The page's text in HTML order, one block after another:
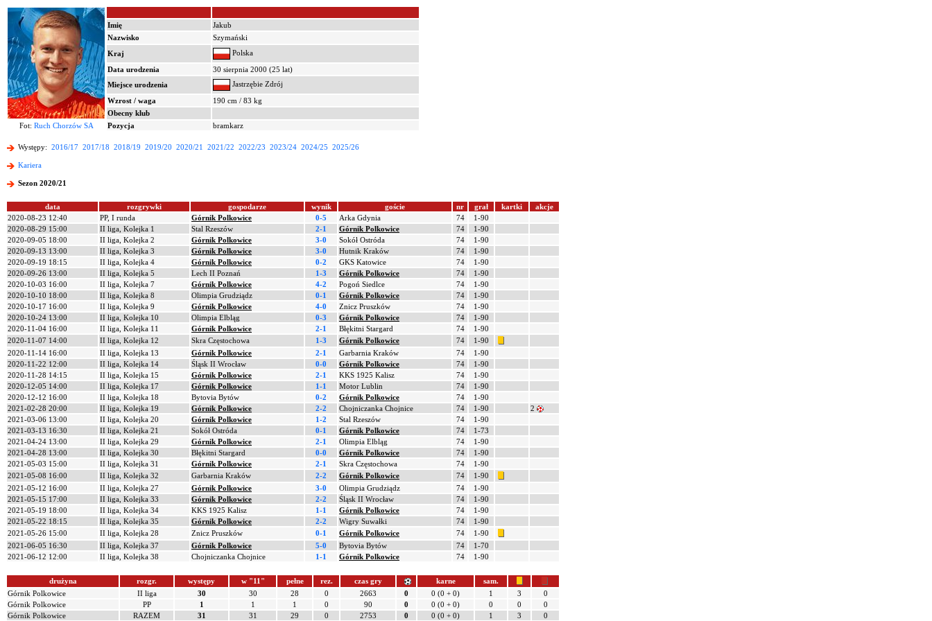
Imię
Jakub
Nazwisko
Szymański
Kraj
Polska
Data urodzenia
30 sierpnia 2000 (25 lat)
Miejsce urodzenia
Jastrzębie Zdrój
Wzrost / waga
190 cm / 83 kg
Obecny klub
Fot: Ruch Chorzów SA Pozycja bramkarz
Występy: 2016/17 2017/18 2018/19 2019/20 2020/21 2021/22 2022/23 2023/24 2024/25 2025/26
Kariera
Sezon 2020/21
data rozgrywki gospodarze wynik goście nr grał kartki
akcje
2020-08-23 12:40
PP, I runda Górnik Polkowice 0-5 Arka Gdynia 74
1-90
2020-08-29 15:00
II liga, Kolejka 1 Stal Rzeszów 2-1 Górnik Polkowice 74
1-90
2020-09-05 18:00
II liga, Kolejka 2 Górnik Polkowice 3-0 Sokół Ostróda 74
1-90
2020-09-13 13:00
II liga, Kolejka 3 Górnik Polkowice 3-0 Hutnik Kraków 74
1-90
2020-09-19 18:15
II liga, Kolejka 4 Górnik Polkowice 0-2 GKS Katowice 74
1-90
2020-09-26 13:00
II liga, Kolejka 5 Lech II Poznań 1-3 Górnik Polkowice 74
1-90
2020-10-03 16:00
II liga, Kolejka 7 Górnik Polkowice 4-2 Pogoń Siedlce 74
1-90
2020-10-10 18:00
II liga, Kolejka 8 Olimpia Grudziądz 0-1 Górnik Polkowice 74
1-90
2020-10-17 16:00
II liga, Kolejka 9 Górnik Polkowice 4-0 Znicz Pruszków 74
1-90
2020-10-24 13:00
II liga, Kolejka 10 Olimpia Elbląg 0-3 Górnik Polkowice 74
1-90
2020-11-04 16:00
II liga, Kolejka 11 Górnik Polkowice 2-1 Błękitni Stargard 74
1-90
2020-11-07 14:00
II liga, Kolejka 12 Skra Częstochowa 1-3 Górnik Polkowice 74
1-90
2020-11-14 16:00
II liga, Kolejka 13 Górnik Polkowice 2-1 Garbarnia Kraków 74
1-90
2020-11-22 12:00
II liga, Kolejka 14 Śląsk II Wrocław 0-0 Górnik Polkowice 74
1-90
2020-11-28 14:15
II liga, Kolejka 15 Górnik Polkowice 2-1 KKS 1925 Kalisz 74
1-90
2020-12-05 14:00
II liga, Kolejka 17 Górnik Polkowice 1-1 Motor Lublin 74
1-90
2020-12-12 16:00
II liga, Kolejka 18 Bytovia Bytów 0-2 Górnik Polkowice 74
1-90
2021-02-28 20:00
II liga, Kolejka 19 Górnik Polkowice 2-2 Chojniczanka Chojnice 74 1-90
2
2021-03-06 13:00
II liga, Kolejka 20 Górnik Polkowice 1-2 Stal Rzeszów 74
1-90
2021-03-13 16:30
II liga, Kolejka 21 Sokół Ostróda 0-1 Górnik Polkowice 74
1-73
2021-04-24 13:00
II liga, Kolejka 29 Górnik Polkowice 2-1 Olimpia Elbląg 74
1-90
2021-04-28 13:00
II liga, Kolejka 30 Błękitni Stargard 0-0 Górnik Polkowice 74
1-90
2021-05-03 15:00
II liga, Kolejka 31 Górnik Polkowice 2-1 Skra Częstochowa 74
1-90
2021-05-08 16:00
II liga, Kolejka 32 Garbarnia Kraków 2-2 Górnik Polkowice 74
1-90
2021-05-12 16:00
II liga, Kolejka 27 Górnik Polkowice 3-0 Olimpia Grudziądz 74
1-90
2021-05-15 17:00
II liga, Kolejka 33 Górnik Polkowice 2-2 Śląsk II Wrocław 74
1-90
2021-05-19 18:00
II liga, Kolejka 34 KKS 1925 Kalisz 1-1 Górnik Polkowice 74
1-90
2021-05-22 18:15
II liga, Kolejka 35 Górnik Polkowice 2-2 Wigry Suwałki 74
1-90
2021-05-26 15:00
II liga, Kolejka 28 Znicz Pruszków 0-1 Górnik Polkowice 74
1-90
2021-06-05 16:30
II liga, Kolejka 37 Górnik Polkowice 5-0 Bytovia Bytów 74
1-70
2021-06-12 12:00
II liga, Kolejka 38 Chojniczanka Chojnice 1-1 Górnik Polkowice 74 1-90
drużyna rozgr. występy w "11" pełne rez. czas gry karne
sam.
Górnik Polkowice
II liga 30 30 28 0 2663 0 0 (0 + 0) 1 3
0
Górnik Polkowice
PP 1 1 1 0 90 0 0 (0 + 0) 0 0
0
Górnik Polkowice
RAZEM 31 31 29 0 2753 0 0 (0 + 0) 1 3 0